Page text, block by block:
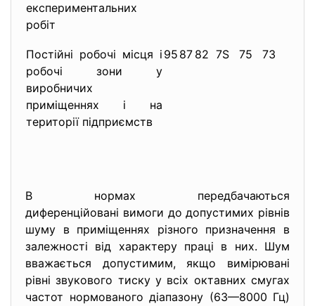
експериментальних
робіт
Постійні робочі місця і
робочі зони у
виробничих
приміщеннях і на
території підприємств
95 87 82 7S 75 73
В нормах передбачаються
диференційовані вимоги до допустимих рівнів
шуму в приміщеннях різного призначення в
залежності від характеру праці в них. Шум
вважається допустимим, якщо вимірювані
рівні звукового тиску у всіх октавних смугах
частот нормованого діапазону (63—8000 Гц)